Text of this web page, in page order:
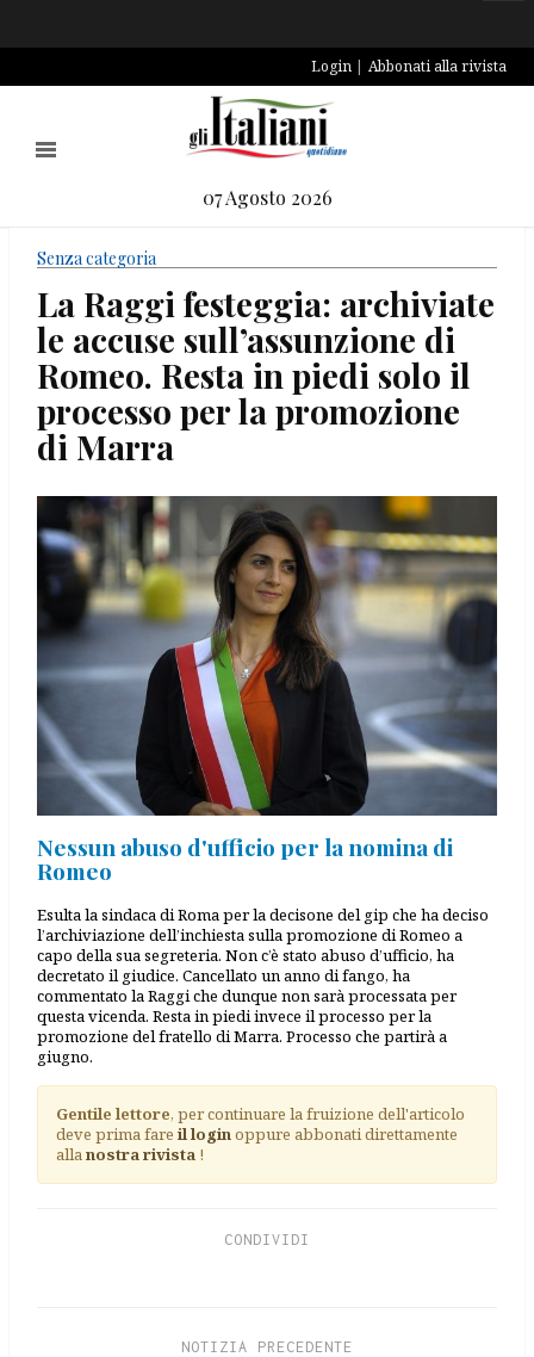
Login Abbonati alla rivista
07 Agosto 2026
Senza categoria
La Raggi festeggia: archiviate
le accuse sull’assunzione di
Romeo. Resta in piedi solo il
processo per la promozione
di Marra
Nessun abuso d'ufficio per la nomina di
Romeo
Esulta la sindaca di Roma per la decisone del gip che ha deciso
l’archiviazione dell’inchiesta sulla promozione di Romeo a
capo della sua segreteria. Non c’è stato abuso d’ufficio, ha
decretato il giudice. Cancellato un anno di fango, ha
commentato la Raggi che dunque non sarà processata per
questa vicenda. Resta in piedi invece il processo per la
promozione del fratello di Marra. Processo che partirà a
giugno.
Gentile lettore, per continuare la fruizione dell'articolo
deve prima fare il login oppure abbonati direttamente
alla nostra rivista !
CONDIVIDI
NOTIZIA PRECEDENTE